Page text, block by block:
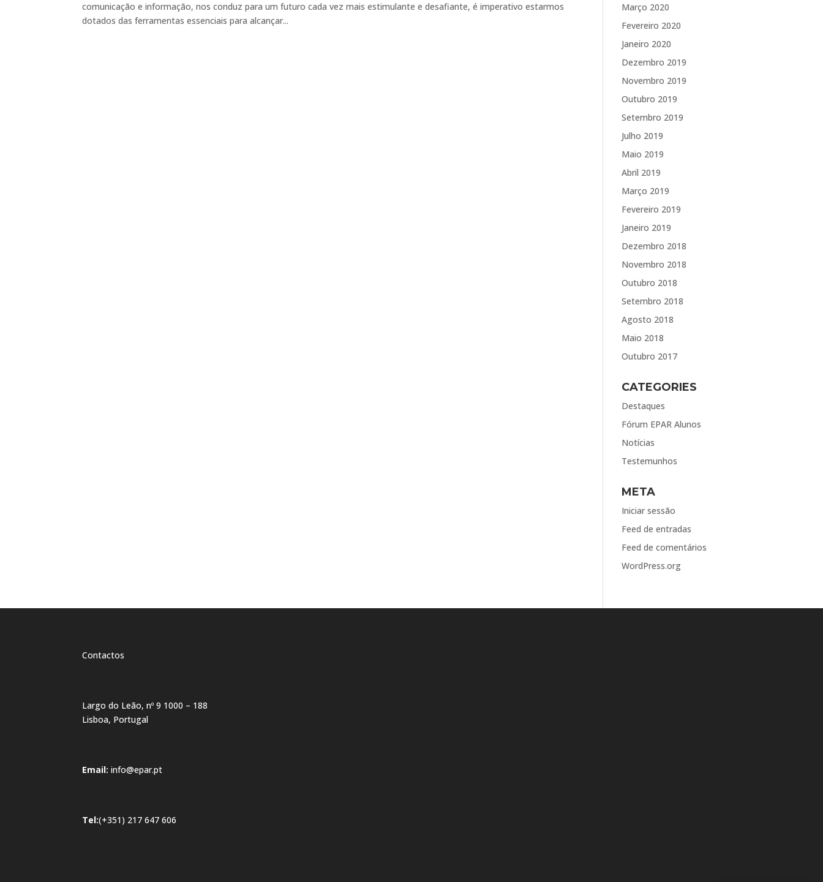
comunicação e informação, nos conduz para um futuro cada vez mais estimulante e desafiante, é imperativo estarmos
dotados das ferramentas essenciais para alcançar...
Março 2020
Fevereiro 2020
Janeiro 2020
Dezembro 2019
Novembro 2019
Outubro 2019
Setembro 2019
Julho 2019
Maio 2019
Abril 2019
Março 2019
Fevereiro 2019
Janeiro 2019
Dezembro 2018
Novembro 2018
Outubro 2018
Setembro 2018
Agosto 2018
Maio 2018
Outubro 2017
CATEGORIES
Destaques
Fórum EPAR Alunos
Notícias
Testemunhos
META
Iniciar sessão
Feed de entradas
Feed de comentários
WordPress.org
Contactos
Largo do Leão, nº 9 1000 – 188
Lisboa, Portugal
Email: info@epar.pt
Tel:(+351) 217 647 606